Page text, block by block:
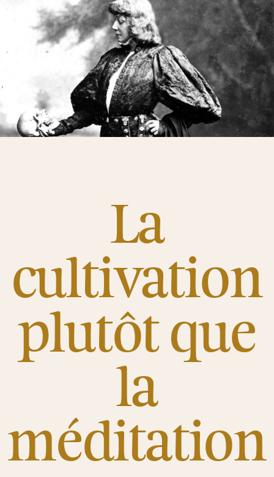
La
cultivation
plutôt que
la
méditation